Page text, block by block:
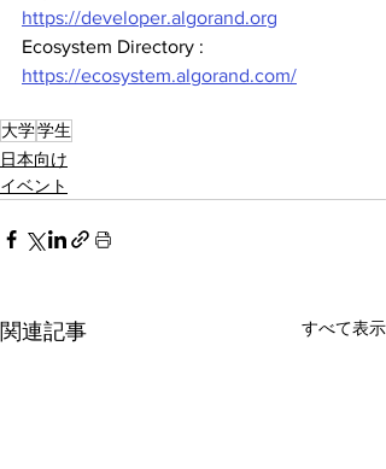
https://developer.algorand.org
Ecosystem Directory :
https://ecosystem.algorand.com/
大学学生
日本向け
イベント
関連記事 すべて表示